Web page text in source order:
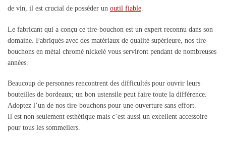
de vin, il est crucial de posséder un outil fiable.
Le fabricant qui a conçu ce tire-bouchon est un expert reconnu dans son
domaine. Fabriqués avec des matériaux de qualité supérieure, nos tire-
bouchons en métal chromé nickelé vous serviront pendant de nombreuses
années.
Beaucoup de personnes rencontrent des difficultés pour ouvrir leurs
bouteilles de bordeaux; un bon ustensile peut faire toute la différence.
Adoptez l’un de nos tire-bouchons pour une ouverture sans effort.
Il est non seulement esthétique mais c’est aussi un excellent accessoire
pour tous les sommeliers.